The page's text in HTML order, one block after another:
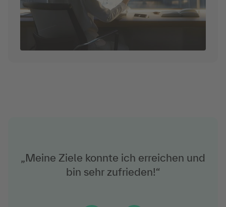
„Meine Ziele konnte ich erreichen und
bin sehr zufrieden!“